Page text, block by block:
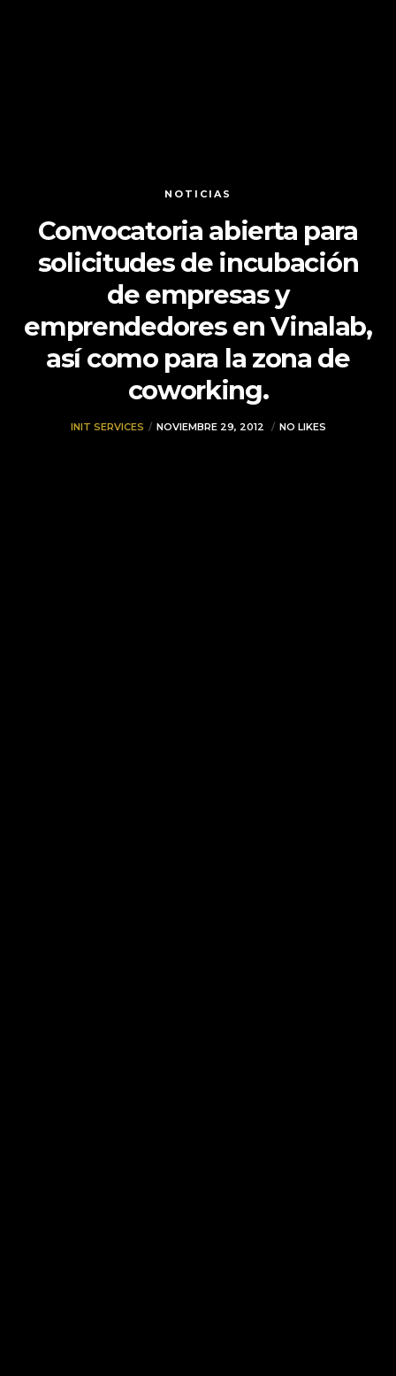
NOTICIAS
Convocatoria abierta para
solicitudes de incubación
de empresas y
emprendedores en Vinalab,
así como para la zona de
coworking.
INIT SERVICES NOVIEMBRE 29, 2012 NO LIKES